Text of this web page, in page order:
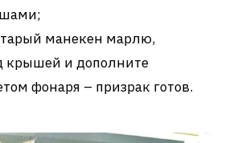
манекен марлю,
крышей и дополните
фонаря – призрак готов.